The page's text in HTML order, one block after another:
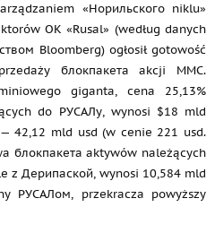
«Норильского niklu»
OK «Rusal» (według danych
Bloomberg) ogłosił gotowość
блокпакета akcji MMC.
giganta, cena 25,13%
do РУСАЛу, wynosi $18 mld
42,12 mld usd (w cenie 221 usd.
блокпакета aktywów należących
z Дерипаской, wynosi 10,584 mld
РУСАЛом, przekracza powyższy